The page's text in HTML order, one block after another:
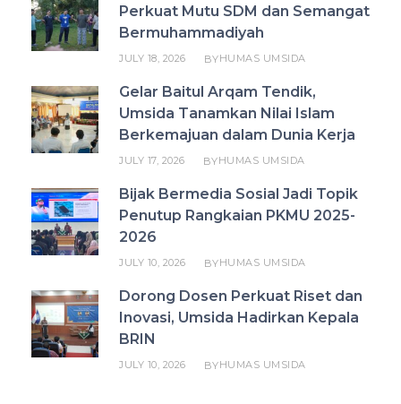
Perkuat Mutu SDM dan Semangat
Bermuhammadiyah
JULY 18, 2026 BYHUMAS UMSIDA
Gelar Baitul Arqam Tendik,
Umsida Tanamkan Nilai Islam
Berkemajuan dalam Dunia Kerja
JULY 17, 2026 BYHUMAS UMSIDA
Bijak Bermedia Sosial Jadi Topik
Penutup Rangkaian PKMU 2025-
2026
JULY 10, 2026 BYHUMAS UMSIDA
Dorong Dosen Perkuat Riset dan
Inovasi, Umsida Hadirkan Kepala
BRIN
JULY 10, 2026 BYHUMAS UMSIDA